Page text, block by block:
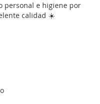
personal e higiene por
calidad ☀️